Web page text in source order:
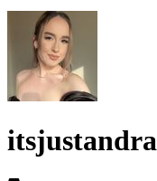
itsjustandra